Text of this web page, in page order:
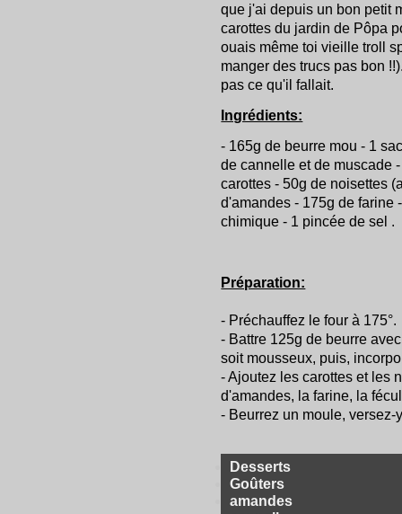
que j'ai depuis un bon petit
carottes du jardin de Pôpa
ouais même toi vieille troll
manger des trucs pas bon
pas ce qu'il fallait.
Ingrédients:
- 165g de beurre mou - 1
de cannelle et de muscade
carottes - 50g de noisettes
d'amandes - 175g de farine
chimique - 1 pincée de sel .
Préparation:
- Préchauffez le four à 175°.
- Battre 125g de beurre
soit mousseux, puis,
- Ajoutez les carottes et les
d'amandes, la farine, la
- Beurrez un moule,
Desserts
Goûters
amandes